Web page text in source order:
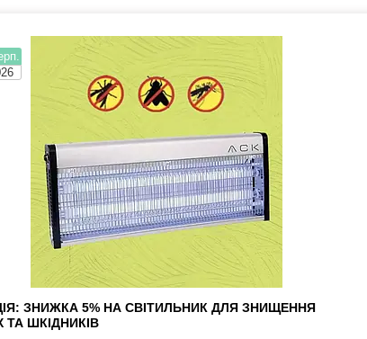
ЗНИЖКА 5% НА СВІТИЛЬНИК ДЛЯ ЗНИЩЕННЯ
ТА ШКІДНИКІВ